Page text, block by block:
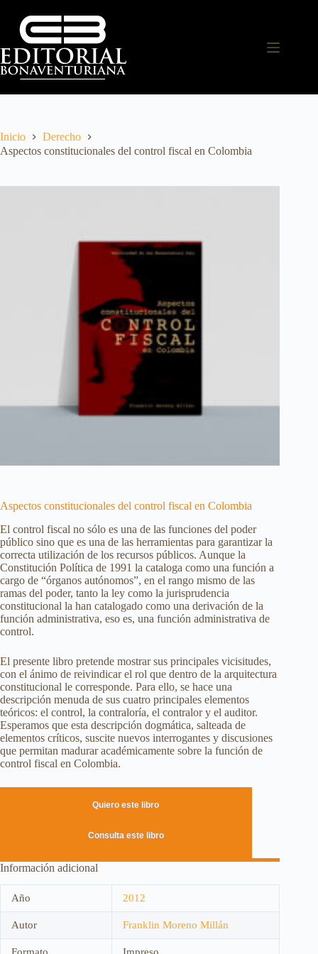
Inicio
Derecho
Aspectos constitucionales del control fiscal en Colombia
Aspectos constitucionales del control fiscal en Colombia
El control fiscal no sólo es una de las funciones del poder
público sino que es una de las herramientas para garantizar la
correcta utilización de los recursos públicos. Aunque la
Constitución Política de 1991 la cataloga como una función a
cargo de “órganos autónomos”, en el rango mismo de las
ramas del poder, tanto la ley como la jurisprudencia
constitucional la han catalogado como una derivación de la
función administrativa, eso es, una función administrativa de
control.
El presente libro pretende mostrar sus principales vicisitudes,
con el ánimo de reivindicar el rol que dentro de la arquitectura
constitucional le corresponde. Para ello, se hace una
descripción menuda de sus cuatro principales elementos
teóricos: el control, la contraloría, el contralor y el auditor.
Esperamos que esta descripción dogmática, salteada de
elementos críticos, suscite nuevos interrogantes y discusiones
que permitan madurar académicamente sobre la función de
control fiscal en Colombia.
Quiero este libro
Consulta este libro
Información adicional
Año 2012
Autor Franklin Moreno Millán